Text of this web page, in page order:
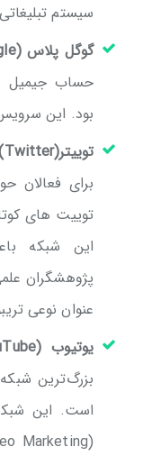
سیستم
گوگل پلاس(Google +)
حساب جیمیل
بود. این سرویس در سال 2019
توییتر(Twitter)
برای فعالان
توییت های
این شبکه
پژوهشگران
عنوان نوعی
یوتیوب (YouTube)
بزرگ‌ترین
است. این